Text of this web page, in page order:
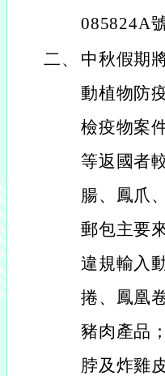
085824A
二、
中秋假期
動植物防
檢疫物案
等返國者
腸、鳳爪
郵包主要
違規輸入
捲、鳳凰
豬肉產品
脖及炸雞